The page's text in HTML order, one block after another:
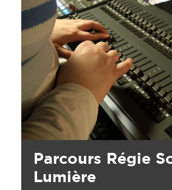
Parcours Régie
Lumière